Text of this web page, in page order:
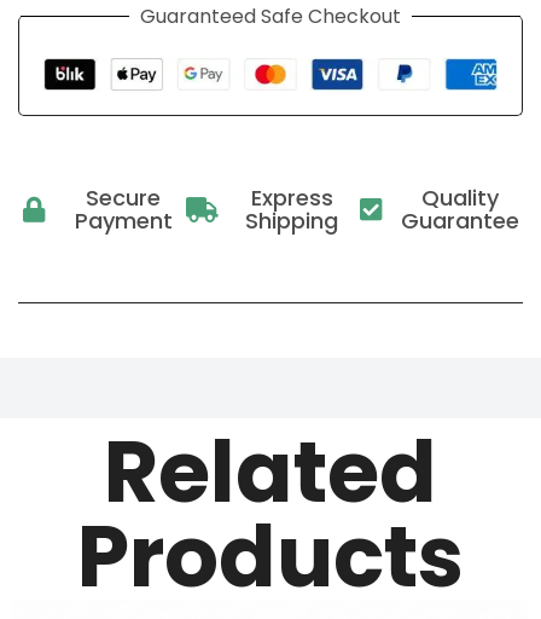
Guaranteed Safe Checkout
Secure
Payment
Express
Shipping
Quality
Guarantee
Related
Products